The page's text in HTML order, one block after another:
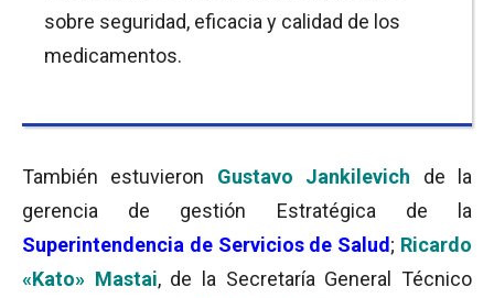
sobre seguridad, eficacia y calidad de los
medicamentos.
También estuvieron Gustavo Jankilevich de la
gerencia de gestión Estratégica de la
Superintendencia de Servicios de Salud ; Ricardo
«Kato» Mastai, de la Secretaría General Técnico